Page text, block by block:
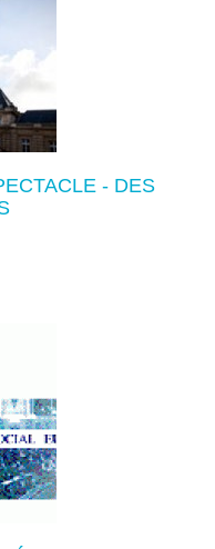
- DES